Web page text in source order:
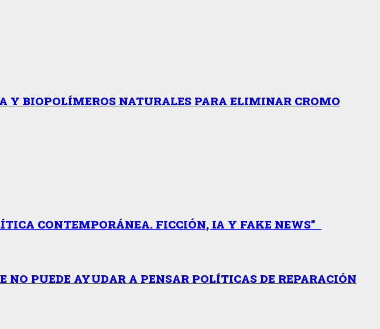
BIOPOLÍMEROS NATURALES PARA ELIMINAR CROMO
CONTEMPORÁNEA. FICCIÓN, IA Y FAKE NEWS”
NO PUEDE AYUDAR A PENSAR POLÍTICAS DE REPARACIÓN